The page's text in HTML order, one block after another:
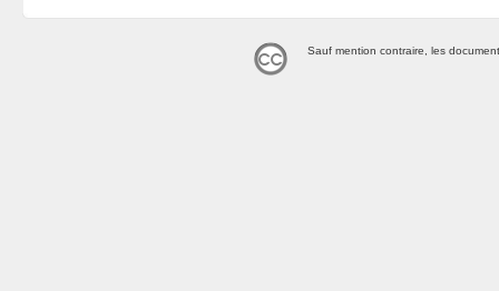
Sauf mention contraire, les